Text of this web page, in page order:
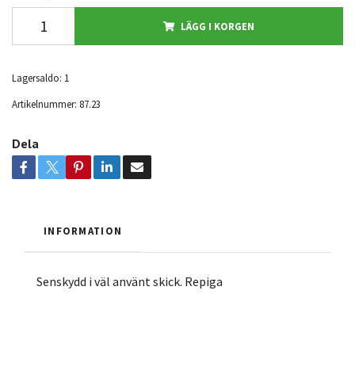
LÄGG I KORGEN
Lagersaldo: 1
Artikelnummer: 87.23
Dela
INFORMATION
Senskydd i väl använt skick. Repiga